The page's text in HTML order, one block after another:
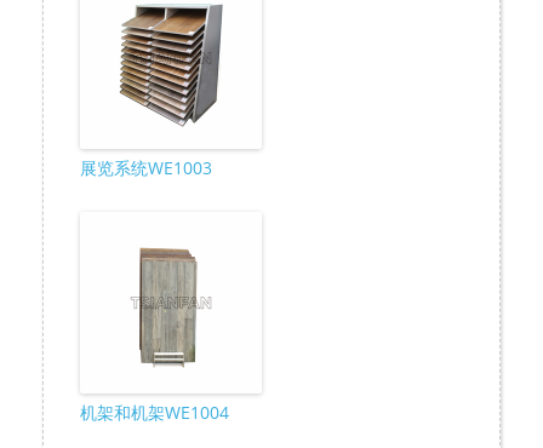
展览系统WE1003
机架和机架WE1004